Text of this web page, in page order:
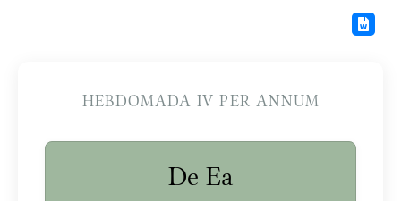
HEBDOMADA IV PER ANNUM
De Ea